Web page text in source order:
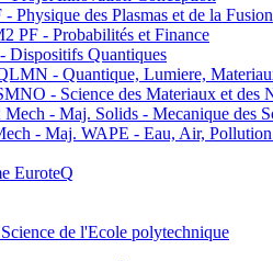
Physique des Plasmas et de la Fusion
PF - Probabilités et Finance
Quantiques
- Quantique, Lumiere,
- Science des Materiaux et des
- Maj. Solids - Mecanique des
- Maj. WAPE - Eau, Air, Pollution
EuroteQ
de l'Ecole polytechnique